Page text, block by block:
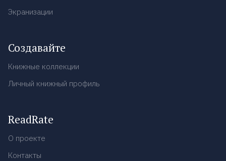
Экранизации
Создавайте
Книжные коллекции
Личный книжный профиль
ReadRate
О проекте
Контакты